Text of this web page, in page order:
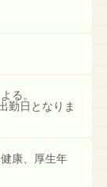
る。
勤日となりま
康、厚生年